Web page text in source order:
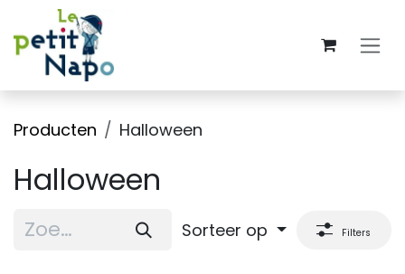
Overslaan naar inhoud
Producten Halloween
Halloween
Sorteer op Filters